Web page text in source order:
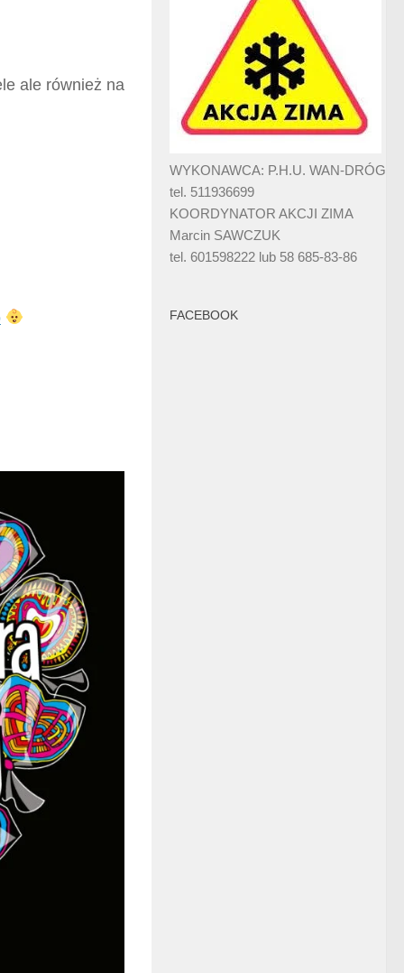
ale również na
WYKONAWCA: P.H.U. WAN-DRÓG
tel. 511936699
KOORDYNATOR AKCJI ZIMA
Marcin SAWCZUK
tel. 601598222 lub 58 685-83-86
FACEBOOK